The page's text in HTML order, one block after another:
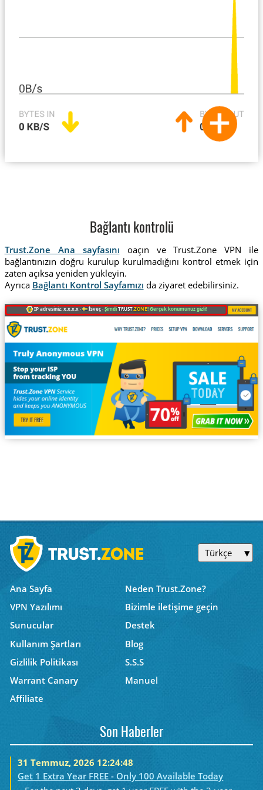
Bağlantı kontrolü
Trust.Zone Ana sayfasını oaçın ve Trust.Zone VPN ile
bağlantınızın doğru kurulup kurulmadığını kontrol etmek için
zaten açıksa yeniden yükleyin.
Ayrıca Bağlantı Kontrol Sayfamızı da ziyaret edebilirsiniz.
IP adresiniz: x.x.x.x · İsveç ·ŞimdiTRUST.ZONE! Gerçek konumunuz gizli!
Türkçe
Ana Sayfa
Neden Trust.Zone?
VPN Yazılımı
Bizimle iletişime geçin
Sunucular
Destek
Kullanım Şartları
Blog
Gizlilik Politikası
S.S.S
Warrant Canary
Manuel
Affiliate
Son Haberler
31 Temmuz, 2026 12:24:48
Get 1 Extra Year FREE - Only 100 Available Today